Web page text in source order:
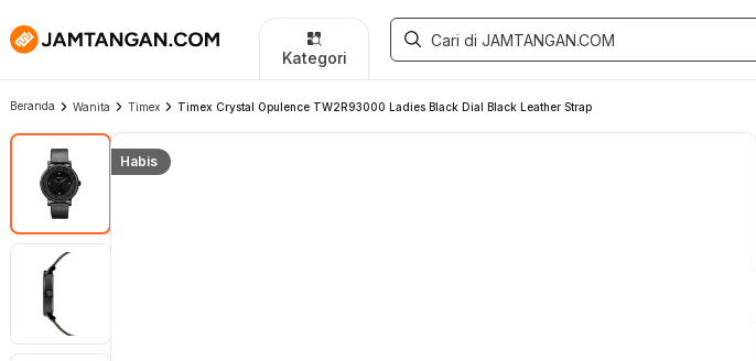
Kategori
Beranda Wanita Timex Timex Crystal Opulence TW2R93000 Ladies Black Dial Black Leather Strap
Habis